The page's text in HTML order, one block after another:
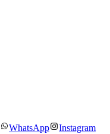
WhatsApp
Instagram